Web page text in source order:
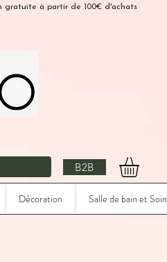
gratuite à partir de 100€ d'achats
B2B
Décoration Salle de bain et Soin